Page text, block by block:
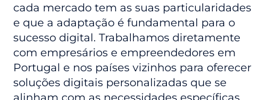
cada mercado tem as suas particularidades
e que a adaptação é fundamental para o
sucesso digital. Trabalhamos diretamente
com empresários e empreendedores em
Portugal e nos países vizinhos para oferecer
soluções digitais personalizadas que se